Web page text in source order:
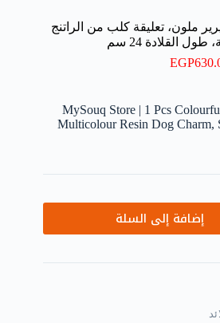
ملون، تعليقة كلب من الراتنج
القلادة 24 سم
EGP
MySouq Store | 1 Pcs
Multicolour Resin Dog Charm,
إضافة إلى السلة